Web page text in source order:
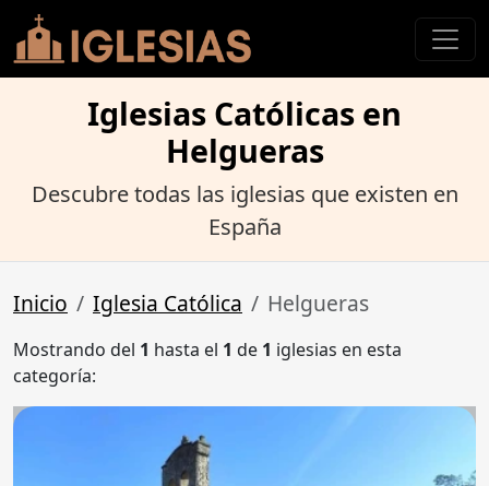
Iglesias Católicas en
Helgueras
Descubre todas las iglesias que existen en
España
Inicio Iglesia Católica Helgueras
Mostrando del 1 hasta el 1 de 1 iglesias en esta
categoría: